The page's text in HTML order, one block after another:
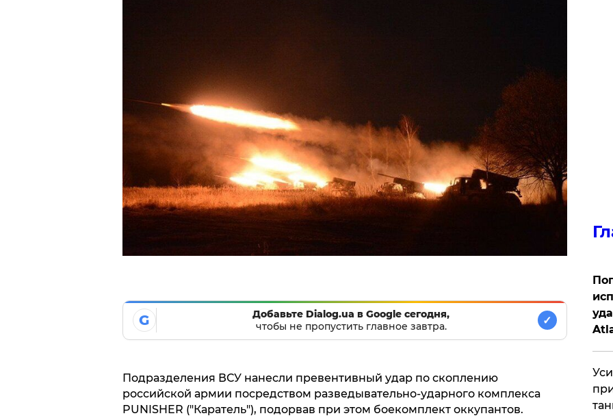
G
Добавьте Dialog.ua в Google сегодня,
чтобы не пропустить главное завтра.
✓
Подразделения ВСУ нанесли превентивный удар по скоплению
российской армии посредством разведывательно-ударного комплекса
PUNISHER ("Каратель"), подорвав при этом боекомплект оккупантов.